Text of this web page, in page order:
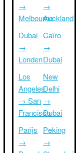
→
Melbourne
Dubai
→
Londen
Los
Angeles
→ San
Francisco
Parijs
→
→
Auckland
Caïro
→
Dubai
New
Delhi
→
Dubai
Peking
→